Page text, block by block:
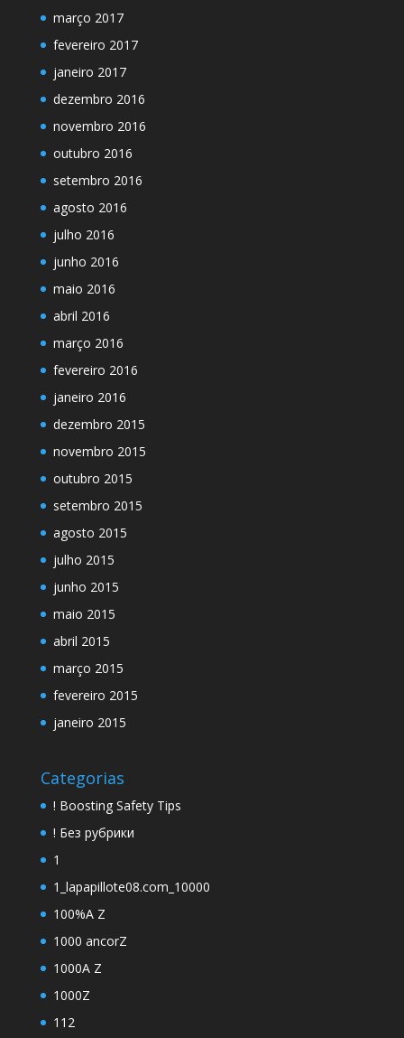
março 2017
fevereiro 2017
janeiro 2017
dezembro 2016
novembro 2016
outubro 2016
setembro 2016
agosto 2016
julho 2016
junho 2016
maio 2016
abril 2016
março 2016
fevereiro 2016
janeiro 2016
dezembro 2015
novembro 2015
outubro 2015
setembro 2015
agosto 2015
julho 2015
junho 2015
maio 2015
abril 2015
março 2015
fevereiro 2015
janeiro 2015
Categorias
! Boosting Safety Tips
! Без рубрики
1
1_lapapillote08.com_10000
100%A Z
1000 ancorZ
1000A Z
1000Z
112